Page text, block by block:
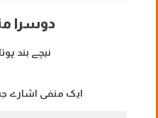
دوسرا
نیچے بند
ایک منفی اشارے